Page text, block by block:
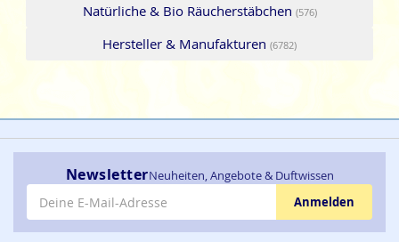
Natürliche & Bio Räucherstäbchen (576)
Hersteller & Manufakturen (6782)
NewsletterNeuheiten, Angebote & Duftwissen
E-Mail-Adresse
Anmelden